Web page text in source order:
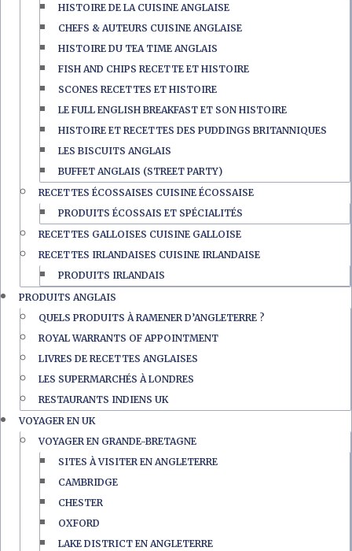
HISTOIRE DE LA CUISINE ANGLAISE
CHEFS & AUTEURS CUISINE ANGLAISE
HISTOIRE DU TEA TIME ANGLAIS
FISH AND CHIPS RECETTE ET HISTOIRE
SCONES RECETTES ET HISTOIRE
LE FULL ENGLISH BREAKFAST ET SON HISTOIRE
HISTOIRE ET RECETTES DES PUDDINGS BRITANNIQUES
LES BISCUITS ANGLAIS
BUFFET ANGLAIS (STREET PARTY)
RECETTES ÉCOSSAISES CUISINE ÉCOSSAISE
PRODUITS ÉCOSSAIS ET SPÉCIALITÉS
RECETTES GALLOISES CUISINE GALLOISE
RECETTES IRLANDAISES CUISINE IRLANDAISE
PRODUITS IRLANDAIS
PRODUITS ANGLAIS
QUELS PRODUITS À RAMENER D’ANGLETERRE ?
ROYAL WARRANTS OF APPOINTMENT
LIVRES DE RECETTES ANGLAISES
LES SUPERMARCHÉS À LONDRES
RESTAURANTS INDIENS UK
VOYAGER EN UK
VOYAGER EN GRANDE-BRETAGNE
SITES À VISITER EN ANGLETERRE
CAMBRIDGE
CHESTER
OXFORD
LAKE DISTRICT EN ANGLETERRE